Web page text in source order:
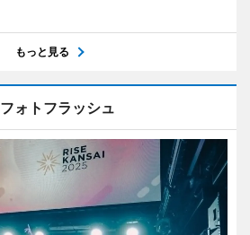
もっと見る
フォトフラッシュ